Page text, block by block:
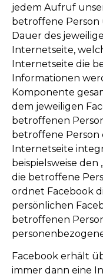
jedem Aufruf
betroffene
Dauer des
Internetseite,
Internetseite die
Informationen
Komponente
dem jeweiligen
betroffenen
betroffene Person
Internetseite
beispielsweise
die betroffene
ordnet Facebook
persönlichen
betroffenen
Facebook erhält
immer dann eine